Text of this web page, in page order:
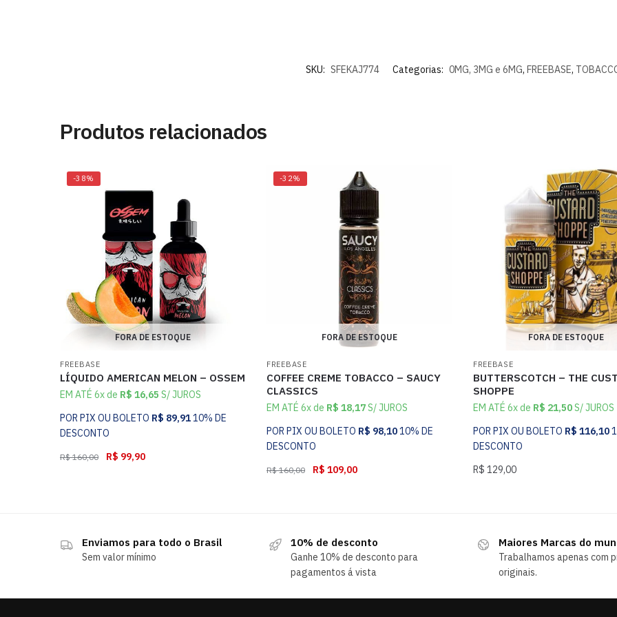
SKU: SFEKAJ774 Categorias: 0MG, 3MG e 6MG, FREEBASE,
Produtos relacionados
-38%
FORA DE ESTOQUE
FREEBASE
LÍQUIDO AMERICAN MELON – OSSEM
EM ATÉ 6x de R$ 16,65 S/ JUROS
POR PIX OU BOLETO R$ 89,9110% DE
DESCONTO
R$160,00 R$ 99,90
-32%
FORA DE ESTOQUE
FREEBASE
COFFEE CREME TOBACCO – SAUCY
CLASSICS
EM ATÉ 6x de R$ 18,17S/ JUROS
POR PIX OU BOLETO R$ 98,1010% DE
DESCONTO
R$160,00 R$ 109,00
FORA DE ESTOQUE
FREEBASE
BUTTERSCOTCH – THE
SHOPPE
EM ATÉ 6x de R$ 21,50S/ JUROS
POR PIX OU BOLETO R$ 116,10
DESCONTO
R$ 129,00
Enviamos para todo o Brasil
Sem valor mínimo
10% de desconto
Ganhe 10% de desconto para
pagamentos á vista
Maiores Marcas do
Trabalhamos apenas com
originais.